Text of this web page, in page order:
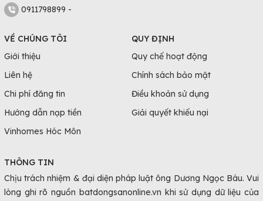
0911798899 -
VỀ CHÚNG TÔI
Giới thiệu
Liên hệ
Chi phí đăng tin
Hướng dẫn nạp tiền
Vinhomes Hóc Môn
QUY ĐỊNH
Quy chế hoạt động
Chính sách bảo mật
Điều khoản sử dụng
Giải quyết khiếu nại
THÔNG TIN
Chịu trách nhiệm & đại diện pháp luật ông Dương Ngọc Báu. Vui
lòng ghi rõ nguồn batdongsanonline.vn khi sử dụng dữ liệu của